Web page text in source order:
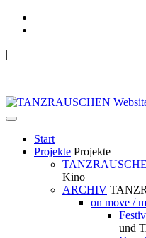
|
Start
Projekte Projekte
Kino
ARCHIV
on move /
und